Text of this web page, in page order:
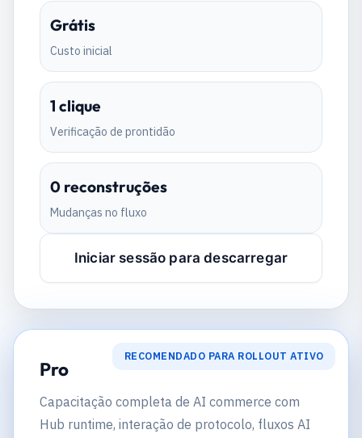
Grátis
Custo inicial
1 clique
Verificação de prontidão
0 reconstruções
Mudanças no fluxo
Iniciar sessão para descarregar
RECOMENDADO PARA ROLLOUT ATIVO
Pro
Capacitação completa de AI commerce com
Hub runtime, interação de protocolo, fluxos AI